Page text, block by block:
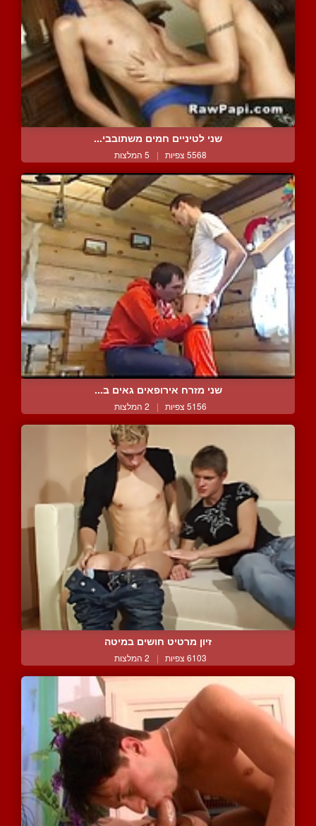
שני לטיניים חמים משתובבי...
5568 צפיות | 5 המלצות
שני מזרח אירופאים גאים ב...
5156 צפיות | 2 המלצות
זיון מרטיט חושים במיטה
6103 צפיות | 2 המלצות